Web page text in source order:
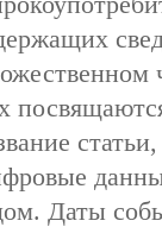
Даты